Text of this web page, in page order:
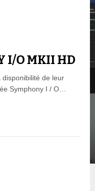
I/O MKII HD
de leur
Symphony I / O…